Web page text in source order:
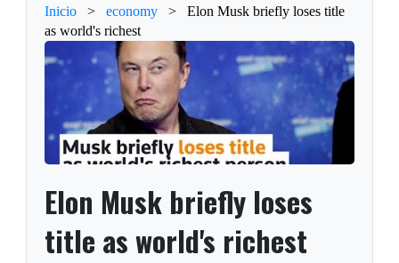
Inicio > economy >
Elon Musk briefly loses title
as world's richest
Elon Musk briefly loses
title as world's richest